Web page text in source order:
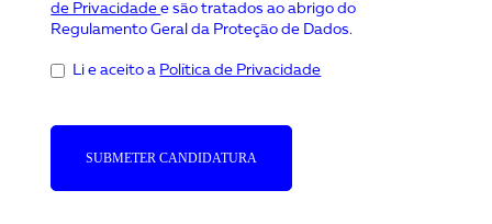
de Privacidadee são tratados ao abrigo do
Regulamento Geral da Proteção de Dados.
Li e aceito a Política de Privacidade
SUBMETER CANDIDATURA